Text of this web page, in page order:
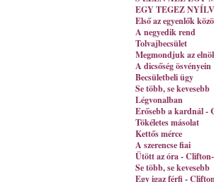
EGY TEGEZ
Első az egyenlők
A negyedik rend
Tolvajbecsület
Megmondjuk az
A dicsőség ösvényein
Becsületbeli ügy
Se több, se kevesebb
Légvonalban
Erősebb a kardnál -
Tökéletes másolat
Kettős mérce
A szerencse fiai
Ütött az óra -
Se több, se kevesebb
Egy igaz férfi -